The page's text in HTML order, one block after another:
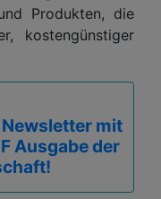
Produkten, die
kostengünstiger
mit
Ausgabe der